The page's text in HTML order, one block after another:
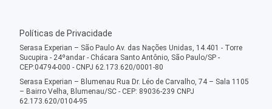
Políticas de Privacidade
Serasa Experian – São Paulo Av. das Nações Unidas, 14.401 - Torre
Sucupira - 24ºandar - Chácara Santo Antônio, São Paulo/SP -
CEP:04794-000 - CNPJ 62.173.620/0001-80
Serasa Experian – Blumenau Rua Dr. Léo de Carvalho, 74 – Sala 1105
– Bairro Velha, Blumenau/SC - CEP: 89036-239 CNPJ
62.173.620/0104-95